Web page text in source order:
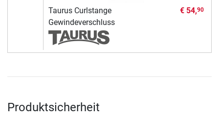
Taurus Curlstange
Gewindeverschluss
€ 54,90
Produktsicherheit